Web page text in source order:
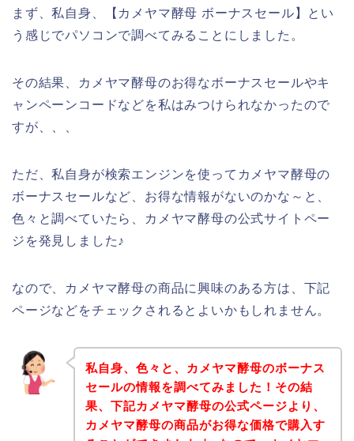
まず、私自身、【カメヤマ酵母 ボーナスセール】とい
う感じでパソコンで調べてみることにしました。
その結果、カメヤマ酵母のお得なボーナスセールやキ
ャンペーンコードなどを私はみつけられなかったので
すが、、、
ただ、私自身が検索エンジンを使ってカメヤマ酵母の
ボーナスセールなど、お得な情報がないのかな～と、
色々と調べていたら、カメヤマ酵母の公式サイトペー
ジを発見しました♪
なので、カメヤマ酵母の商品に興味のある方は、下記
ページなどをチェックされるとよいかもしれません。
私自身、色々と、カメヤマ酵母のボーナス
セールの情報を調べてみました！その結
果、下記カメヤマ酵母の公式ページより、
カメヤマ酵母の商品がお得な価格で購入す